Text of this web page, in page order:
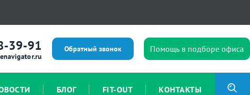
39-91 Обратный звонок Помощь в подборе офиса
БЛОГ FIT-OUT КОНТАКТЫ